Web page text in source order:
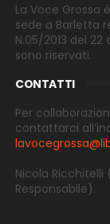
La Voce
sede a Barletta
N.05/2013 del
sono riservati.
CONTATTI
Per
contattarci
Nicola Ricchitelli
Responsabile).